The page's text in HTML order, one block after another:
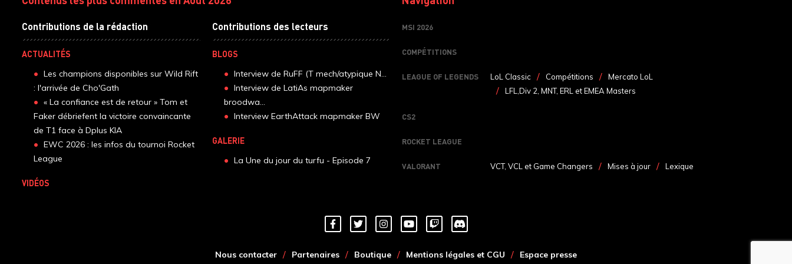
Contributions de la rédaction
ACTUALITÉS
Les champions disponibles sur Wild Rift
: l'arrivée de Cho'Gath
« La confiance est de retour » Tom et
Faker débriefent la victoire convaincante
de T1 face à Dplus KIA
EWC 2026 : les infos du tournoi Rocket
League
VIDÉOS
Contributions des lecteurs
BLOGS
Interview de RuFF (T mech/atypique N...
Interview de LatiAs mapmaker
broodwa...
Interview EarthAttack mapmaker BW
GALERIE
La Une du jour du turfu - Episode 7
MSI 2026
COMPÉTITIONS
LEAGUE OF LEGENDS LoL Classic Compétitions
Mercato LoL
LFL,Div 2, MNT, ERL et EMEA Masters
CS2
ROCKET LEAGUE
VALORANT VCT, VCL et Game Changers Mises à jour Lexique
Nous contacter Partenaires Boutique Mentions légales et CGU Espace presse